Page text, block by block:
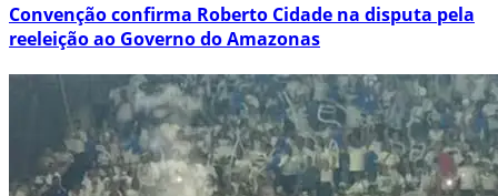
Convenção confirma Roberto Cidade na disputa pela
reeleição ao Governo do Amazonas